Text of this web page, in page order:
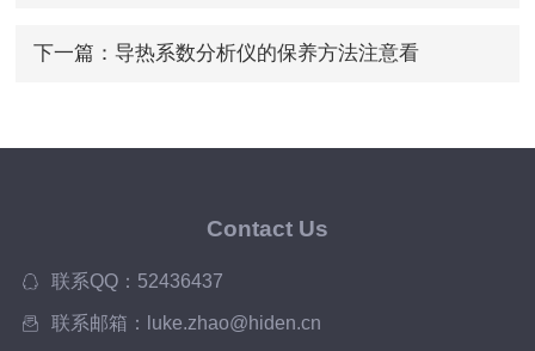
下一篇： 导热系数分析仪的保养方法注意看
Contact Us
联系QQ：52436437
联系邮箱：luke.zhao@hiden.cn